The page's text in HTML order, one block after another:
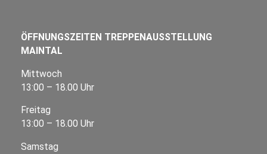
ÖFFNUNGSZEITEN TREPPENAUSSTELLUNG
MAINTAL
Mittwoch
13:00 – 18.00 Uhr
Freitag
13:00 – 18.00 Uhr
Samstag